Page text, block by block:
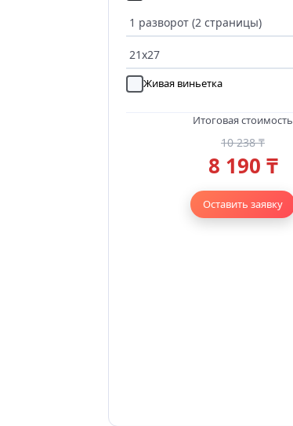
Живая виньетка
Итоговая стоимость
10 238 ₸
8 190 ₸
Оставить заявку